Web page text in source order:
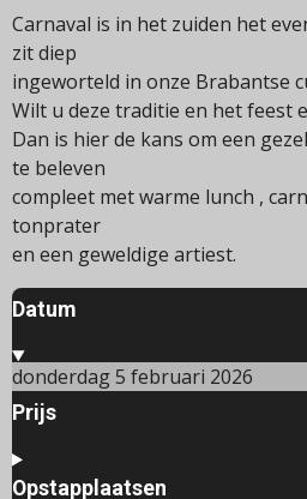
Carnaval is in het zuiden het
zit diep
ingeworteld in onze Brabantse
Wilt u deze traditie en het feest
Dan is hier de kans om een
te beleven
compleet met warme lunch ,
tonprater
en een geweldige artiest.
Datum
donderdag 5 februari 2026
Prijs
Opstapplaatsen